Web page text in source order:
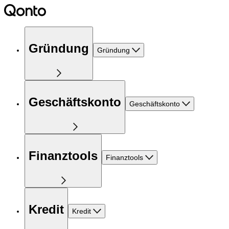
Gründung Gründung
Geschäftskonto Geschäftskonto
Finanztools Finanztools
Kredit Kredit